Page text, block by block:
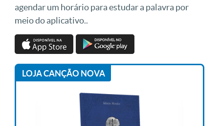
agendar um horário para estudar a palavra por
meio do aplicativo..
LOJA CANÇÃO NOVA